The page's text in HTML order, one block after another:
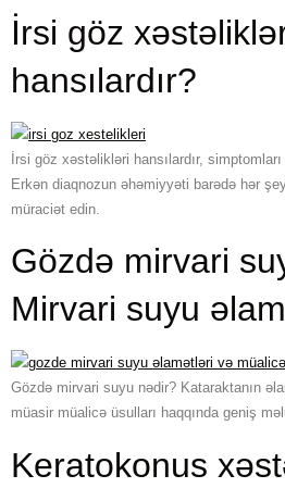
İrsi göz
hansılardır?
İrsi göz xəstəlikləri hansılardır,
Erkən diaqnozun əhəmiyyəti barədə hər
müraciət edin.
Gözdə mirvari
Mirvari suyu
Gözdə mirvari suyu nədir? Kataraktanın
müasir müalicə üsulları haqqında geniş
Keratokonus